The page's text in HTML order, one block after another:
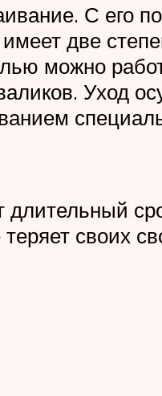
С его
две
можно
Уход
длительный
своих